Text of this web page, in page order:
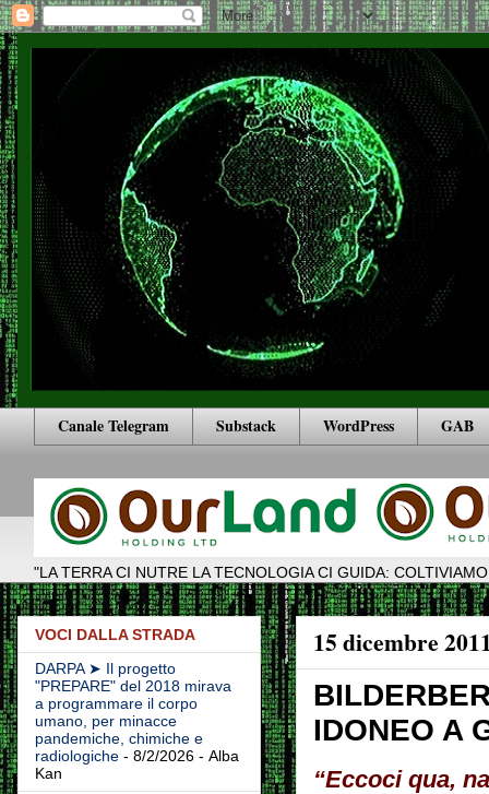
Canale Telegram Substack WordPress GAB
"LA TERRA CI NUTRE LA TECNOLOGIA CI GUIDA:
15 dicembre
IDONEO A
“Eccoci qua,
VOCI DALLA STRADA
DARPA ➤ Il progetto
"PREPARE" del 2018 mirava
a programmare il corpo
umano, per minacce
pandemiche, chimiche e
radiologiche - 8/2/2026 - Alba
Kan